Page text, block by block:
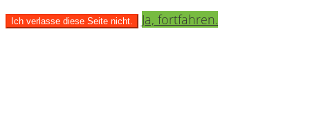
Ich verlasse diese Seite nicht. Ja, fortfahren.